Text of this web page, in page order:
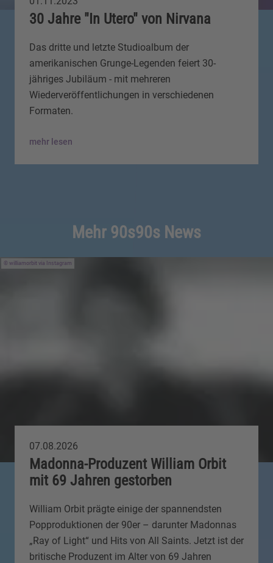
30 Jahre "In Utero" von Nirvana
Das dritte und letzte Studioalbum der
amerikanischen Grunge-Legenden feiert 30-
jähriges Jubiläum - mit mehreren
Wiederveröffentlichungen in verschiedenen
Formaten.
mehr lesen
Mehr 90s90s News
williamorbit via Instagram
07.08.2026
Madonna-Produzent William Orbit
mit 69 Jahren gestorben
William Orbit prägte einige der spannendsten
Popproduktionen der 90er – darunter Madonnas
„Ray of Light“ und Hits von All Saints. Jetzt ist der
britische Produzent im Alter von 69 Jahren